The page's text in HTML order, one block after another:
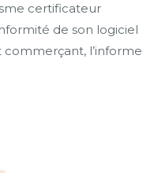
certificateur
de son logiciel
commerçant, l’informe